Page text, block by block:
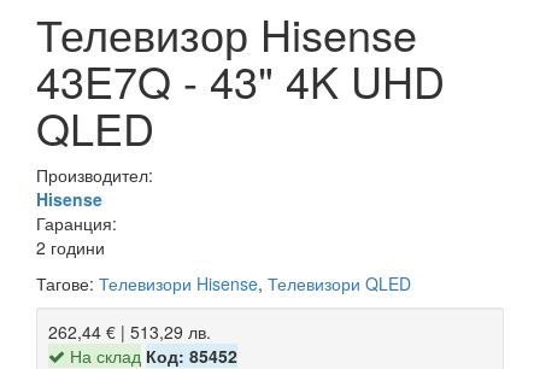
Телевизор Hisense
43E7Q - 43" 4K UHD
QLED
Производител:
Hisense
Гаранция:
2 години
Тагове: Телевизори Hisense, Телевизори QLED
262,44 € | 513,29 лв.
На склад Код: 85452